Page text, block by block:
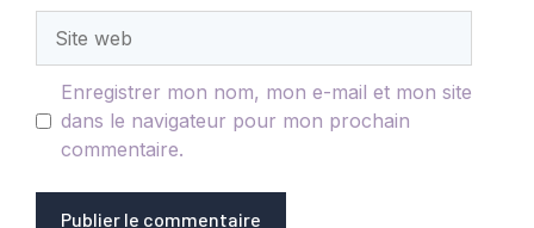
web
Enregistrer mon nom, mon e-mail et mon site
dans le navigateur pour mon prochain
commentaire.